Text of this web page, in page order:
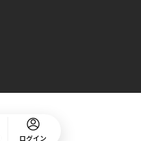
ログイン